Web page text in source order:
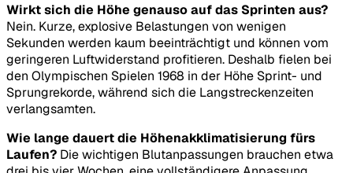
Wirkt sich die Höhe genauso auf das Sprinten aus?
Nein. Kurze, explosive Belastungen von wenigen
Sekunden werden kaum beeinträchtigt und können vom
geringeren Luftwiderstand profitieren. Deshalb fielen bei
den Olympischen Spielen 1968 in der Höhe Sprint- und
Sprungrekorde, während sich die Langstreckenzeiten
verlangsamten.
Wie lange dauert die Höhenakklimatisierung fürs
Laufen? Die wichtigen Blutanpassungen brauchen etwa